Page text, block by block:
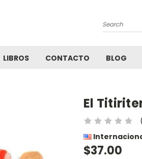
Search
LIBROS CONTACTO BLOG
El
$37.00